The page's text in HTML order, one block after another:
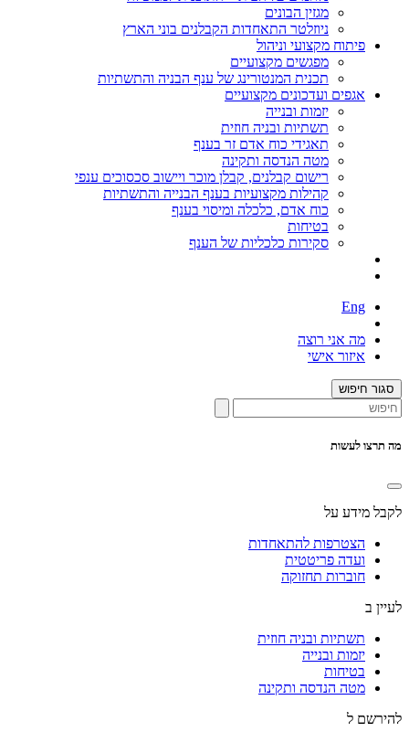
מגזין הבונים
ניוזלטר התאחדות הקבלנים בוני הארץ
פיתוח מקצועי וניהול
מפגשים מקצועיים
תכנית המנטורינג של ענף הבניה והתשתיות
אגפים ועדכונים מקצועיים
יזמות ובנייה
תשתיות ובניה חוזית
תאגידי כוח אדם זר בענף
מטה הנדסה ותקינה
רישום קבלנים, קבלן מוכר ויישוב סכסוכים ענפי
קהילות מקצועיות בענף הבנייה והתשתיות
כוח אדם, כלכלה ומיסוי בענף
בטיחות
סקירות כלכליות של הענף
Eng
מה אני רוצה
איזור אישי
סגור חיפוש
מה תרצו לעשות
לקבל מידע על
הצטרפות להתאחדות
ועדה פריטטית
חוברות תחזוקה
לעיין ב
תשתיות ובניה חוזית
יזמות ובנייה
בטיחות
מטה הנדסה ותקינה
להירשם ל